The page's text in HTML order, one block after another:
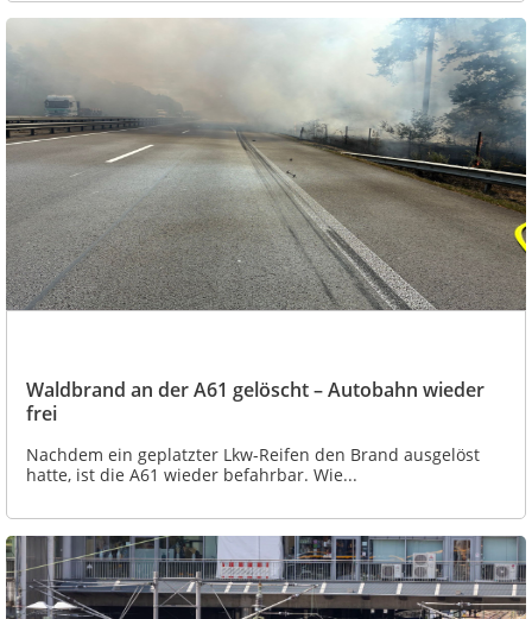
Waldbrand an der A61 gelöscht – Autobahn wieder
frei
Nachdem ein geplatzter Lkw-Reifen den Brand ausgelöst
hatte, ist die A61 wieder befahrbar. Wie...